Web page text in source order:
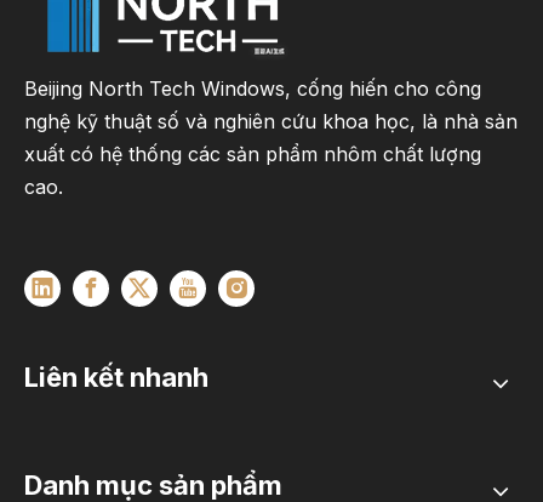
Beijing North Tech Windows, cống hiến cho công
nghệ kỹ thuật số và nghiên cứu khoa học, là nhà sản
xuất có hệ thống các sản phẩm nhôm chất lượng
cao.
Liên kết nhanh
Danh mục sản phẩm